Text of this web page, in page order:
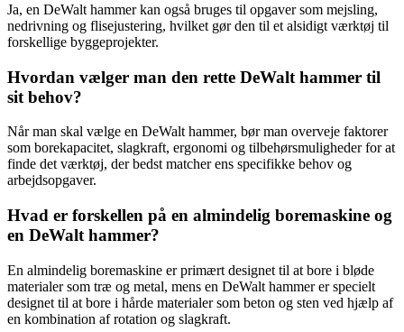
Ja, en DeWalt hammer kan også bruges til opgaver som mejsling,
nedrivning og flisejustering, hvilket gør den til et alsidigt værktøj til
forskellige byggeprojekter.
Hvordan vælger man den rette DeWalt hammer til
sit behov?
Når man skal vælge en DeWalt hammer, bør man overveje faktorer
som borekapacitet, slagkraft, ergonomi og tilbehørsmuligheder for at
finde det værktøj, der bedst matcher ens specifikke behov og
arbejdsopgaver.
Hvad er forskellen på en almindelig boremaskine og
en DeWalt hammer?
En almindelig boremaskine er primært designet til at bore i bløde
materialer som træ og metal, mens en DeWalt hammer er specielt
designet til at bore i hårde materialer som beton og sten ved hjælp af
en kombination af rotation og slagkraft.